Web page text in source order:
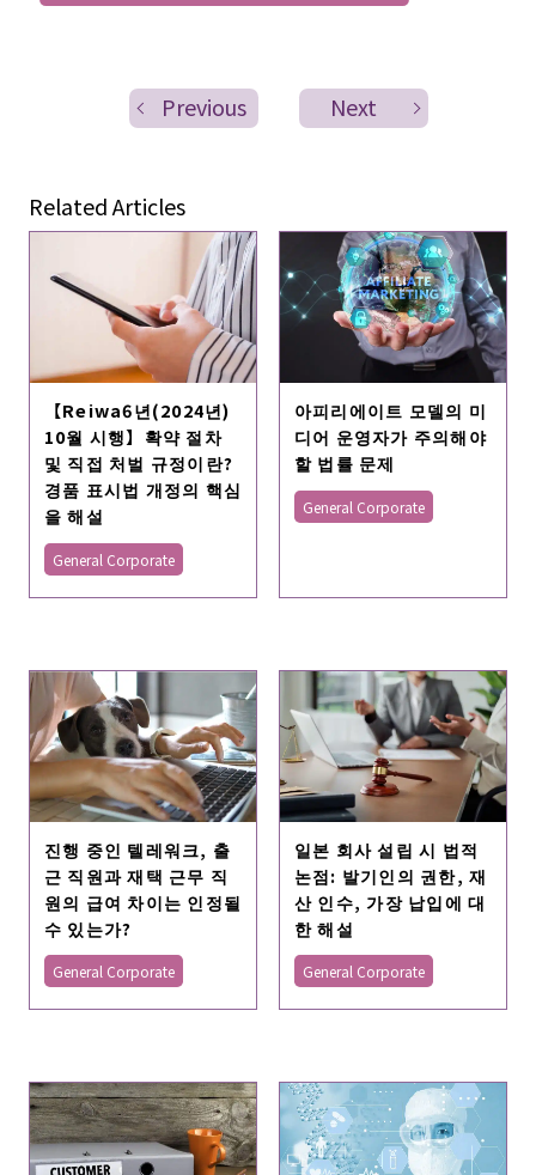
Previous Next
Related Articles
【Reiwa6년(2024년)
10월 시행】확약 절차
및 직접 처벌 규정이란?
경품 표시법 개정의 핵심
을 해설
General Corporate
아피리에이트 모델의 미
디어 운영자가 주의해야
할 법률 문제
General Corporate
진행 중인 텔레워크, 출
근 직원과 재택 근무 직
원의 급여 차이는 인정될
수 있는가?
General Corporate
일본 회사 설립 시 법적
논점: 발기인의 권한, 재
산 인수, 가장 납입에 대
한 해설
General Corporate